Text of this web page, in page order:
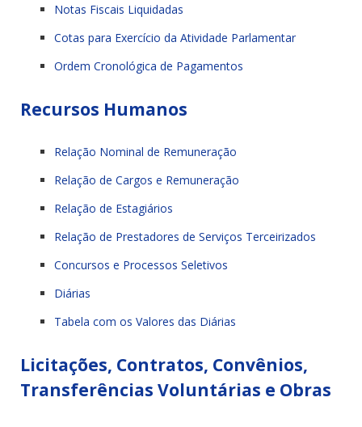
Notas Fiscais Liquidadas
Cotas para Exercício da Atividade Parlamentar
Ordem Cronológica de Pagamentos
Recursos Humanos
Relação Nominal de Remuneração
Relação de Cargos e Remuneração
Relação de Estagiários
Relação de Prestadores de Serviços Terceirizados
Concursos e Processos Seletivos
Diárias
Tabela com os Valores das Diárias
Licitações, Contratos, Convênios,
Transferências Voluntárias e Obras